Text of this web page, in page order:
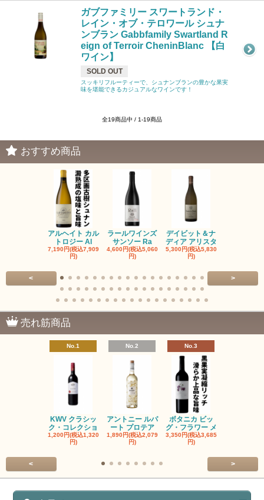
ガブファミリー スワートランド・
レイン・オブ・テロワール シュナ
ンブラン Gabbfamily Swartland R
eign of Terroir CheninBlanc 【白
ワイン】
SOLD OUT
スッキリフルーティーで、シュナンブランの豊かな果実
味を堪能できるカジュアルなワインです！
全19商品中 / 1-19商品
おすすめ商品
アルヘイト カル
トロジー Al
7,190円(税込7,909
円)
ラールワインズ
サンソー Ra
4,600円(税込5,060
円)
デイビット＆ナ
ディア アリスタ
5,300円(税込5,830
円)
< >
売れ筋商品
No.1
KWV クラシッ
ク・コレクショ
1,200円(税込1,320
円)
No.2
アントニー ルパ
ート プロテア
1,890円(税込2,079
円)
No.3
ボタニカ ビッ
グ・フラワー メ
3,350円(税込3,685
円)
< >